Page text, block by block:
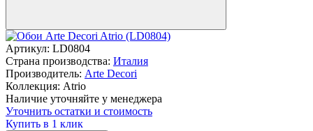
Артикул: LD0804
Страна производства: Италия
Производитель: Arte Decori
Коллекция: Atrio
Наличие уточняйте у менеджера
Уточнить остатки и стоимость
Купить в 1 клик